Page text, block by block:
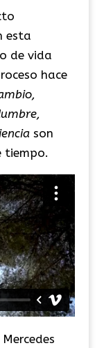
esta
de vida
hace
son
tiempo.